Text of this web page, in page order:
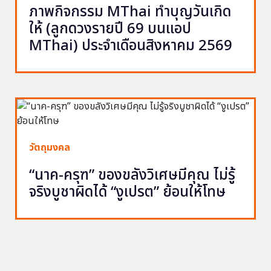
ภาพกิจกรรม MThai ทำบุญวันเกิด
ให้ (ลูกดวงรายปี 69 บนแอป
MThai) ประจำเดือนสิงหาคม 2569
วัตถุมงคล
“นาค-ครุฑ” ของขลังวิเศษมีคุณ ไม่รู้
จริงบูชาผิดได้ “งูเปรต” ย้อนให้โทษ